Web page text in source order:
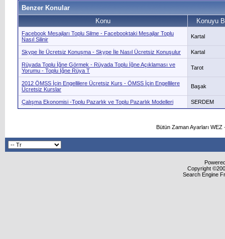
Benzer Konular
Konu
Konuyu
Facebook Mesajları Toplu Silme - Facebooktaki Mesajlar Toplu
Nasıl Silinir
Kartal
Skype İle Ücretsiz Konuşma - Skype İle Nasıl Ücretsiz Konuşulur Kartal
Rüyada Toplu İğne Görmek - Rüyada Toplu İğne Açıklaması ve
Yorumu - Toplu İğne Rüya T
Tarot
2012 ÖMSS İçin Engellilere Ücretsiz Kurs - ÖMSS İçin Engellilere
Ücretsiz Kurslar
Başak
Çalışma Ekonomisi -Toplu Pazarlık ve Toplu Pazarlık Modelleri SERDEM
Bütün Zaman Ayarları
Copyright
Search Engine